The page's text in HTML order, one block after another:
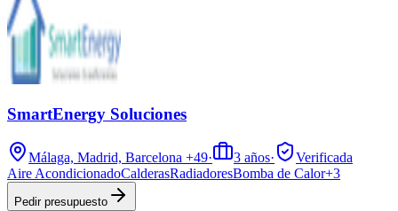
SmartEnergy Soluciones
Málaga, Madrid, Barcelona +49· 3 años·
Verificada
Aire AcondicionadoCalderasRadiadoresBomba de Calor+3
Pedir presupuesto